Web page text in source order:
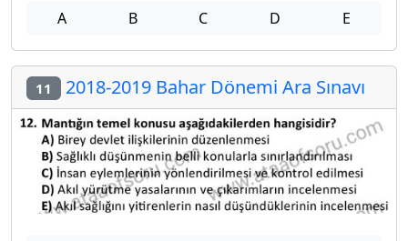
A B C D E
11 2018-2019 Bahar Dönemi Ara Sınavı